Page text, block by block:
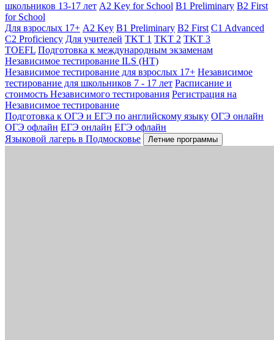
школьников 13-17 лет A2 Key for School B1 Preliminary B2 First
for School
Для взрослых 17+ A2 Key B1 Preliminary B2 First C1 Advanced
C2 Proficiency Для учителей TKT 1 TKT 2 TKT 3
TOEFL Подготовка к международным экзаменам
Независимое тестирование ILS (НТ)
Независимое тестирование для взрослых 17+ Независимое
тестирование для школьников 7 - 17 лет Расписание и
стоимость Независимого тестирования Регистрация на
Независимое тестирование
Подготовка к ОГЭ и ЕГЭ по английскому языку ОГЭ онлайн
ОГЭ офлайн ЕГЭ онлайн ЕГЭ офлайн
Языковой лагерь в Подмосковье
Летние программы